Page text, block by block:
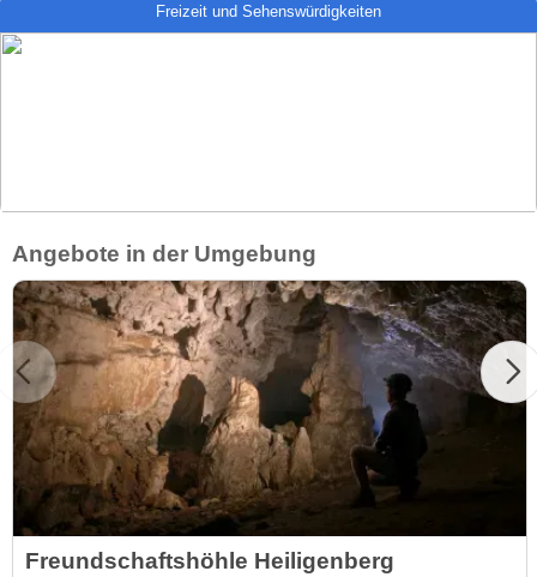
Freizeit und Sehenswürdigkeiten
Angebote in der Umgebung
Freundschaftshöhle Heiligenberg